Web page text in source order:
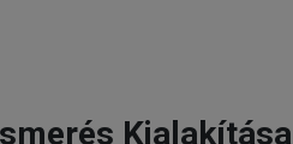
Kialakítása